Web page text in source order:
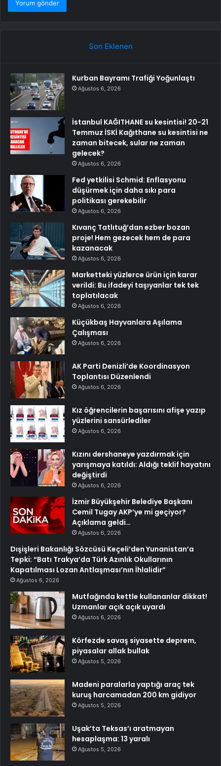
Son Eklenen
Kurban Bayramı Trafiği Yoğunlaştı
Ağustos 6, 2026
İstanbul KAĞITHANE su kesintisi! 20-21
Temmuz İSKİ Kağıthane su kesintisi ne
zaman bitecek, sular ne zaman
gelecek?
Ağustos 6, 2026
Fed yetkilisi Schmid: Enflasyonu
düşürmek için daha sıkı para
politikası gerekebilir
Ağustos 6, 2026
Kıvanç Tatlıtuğ’dan ezber bozan
proje! Hem gezecek hem de para
kazanacak
Ağustos 6, 2026
Marketteki yüzlerce ürün için karar
verildi: Bu ifadeyi taşıyanlar tek tek
toplatılacak
Ağustos 6, 2026
Küçükbaş Hayvanlara Aşılama
Çalışması
Ağustos 6, 2026
AK Parti Denizli’de Koordinasyon
Toplantısı Düzenlendi
Ağustos 6, 2026
Kız öğrencilerin başarısını afişe yazıp
yüzlerini sansürlediler
Ağustos 6, 2026
Kızını dershaneye yazdırmak için
yarışmaya katıldı: Aldığı teklif hayatını
değiştirdi
Ağustos 6, 2026
İzmir Büyükşehir Belediye Başkanı
Cemil Tugay AKP’ye mi geçiyor?
Açıklama geldi…
Ağustos 6, 2026
Dışişleri Bakanlığı Sözcüsü Keçeli’den Yunanistan’a
Tepki: “Batı Trakya’da Türk Azınlık Okullarının
Kapatılması Lozan Antlaşması’nın İhlalidir”
Ağustos 6, 2026
Mutfağında kettle kullananlar dikkat!
Uzmanlar açık açık uyardı
Ağustos 6, 2026
Körfezde savaş siyasette deprem,
piyasalar allak bullak
Ağustos 5, 2026
Madeni paralarla yaptığı araç tek
kuruş harcamadan 200 km gidiyor
Ağustos 5, 2026
Uşak’ta Teksas’ı aratmayan
hesaplaşma: 13 yaralı
Ağustos 5, 2026